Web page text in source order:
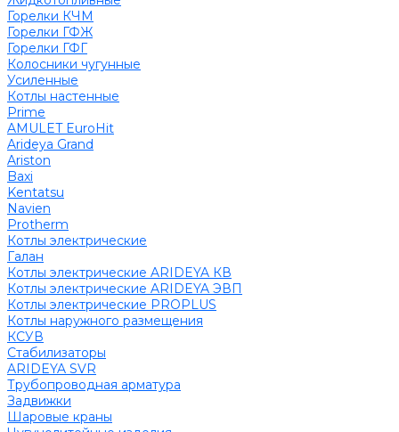
Горелки КЧМ
Горелки ГФЖ
Горелки ГФГ
Колосники чугунные
Усиленные
Котлы настенные
Prime
AMULET EuroHit
Arideya Grand
Ariston
Baxi
Kentatsu
Navien
Protherm
Котлы электрические
Галан
Котлы электрические ARIDEYA КВ
Котлы электрические ARIDEYA ЭВП
Котлы электрические PROPLUS
Котлы наружного размещения
КСУВ
Стабилизаторы
ARIDEYA SVR
Трубопроводная арматура
Задвижки
Шаровые краны